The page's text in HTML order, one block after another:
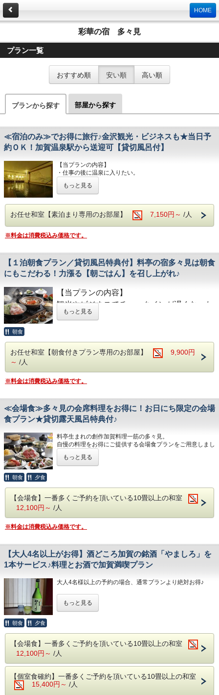
HOME
彩華の宿 多々見
プラン一覧
おすすめ順 安い順 高い順
プランから探す 部屋から探す
≪宿泊のみ≫でお得に旅行♪金沢観光・ビジネスも★当日予
約ＯＫ！加賀温泉駅から送迎可【貸切風呂付】
【当プランの内容】
・仕事の後に温泉に入りたい。
・温泉旅館には泊まりたいけど、夕食は、どこか山代温泉の
美味しい
『割烹』や『居酒屋』や『寿司屋』等でリーズナブルに食べ
たいなぁ♪
御希望が有れば、フロントで御紹介いたします。
お店の定休日：割烹（水曜日）／寿司屋（水曜日）／居酒屋
（月曜日）
21時を過ぎる場合は、当館までお電話をお願いします。
■チェックアウト：10時
■多々見自慢の温泉特典♪
同時に10名程が入ることが出来る贅沢な貸切露天風呂を１
回ご利用いただけます。
到着時にお時間をお決め頂きます。
※満枠の場合がありますのでご了承ください。尚、事前の御
このプランは素泊まりの為、食事（夕食・朝食）のご用意は
■送迎について
ご希望に応じて、加賀温泉駅～多々見までの送迎を行ってお
≪所要時間：約15分≫
加賀温泉駅⇒多々見 15時/16時 ※事前予約制（当日予約
可）
翌朝：多々見⇒加賀温泉駅 朝9:45 ※チェックイン時にフロ
※事前予約のない出発時間は運行いたしませんので、必ずご
予約ください。
もっと見る
お任せ和室【素泊まり専用のお部屋】 7,150円～ /人
※料金は消費税込み価格です。
【１泊朝食プラン／貸切風呂特典付】料亭の宿多々見は朝食
にもこだわる！力漲る【朝ごはん】を召し上がれ♪
【当プランの内容】
観光やビジネスでチェックインが遅くなった
お客様や 夕食は外で済ませたいお客様にご宿泊とともに
■多々見の朝ごはん
多々見の朝食は、“炊きたての石川産こしひ
かりをおいしく食べていただくための朝ごは
ん定食”です。
石川県・白山市にある、農家「六星」さんが
心をこめて育てている特別減農薬栽培米「六
星こしひかり」を毎朝炊きたてでご用意して
います。
「六星こしひかりをたくさん召し上がってい
ただくために、ご飯によく合うおかず選びに
声が多く聞こえる、多々見の朝ごはんです。
朝ごはんの献立一例
・石川産ポーク温泉しゃぶ個人鍋
・御飯の御供三品
・出汁巻き玉子
※お食事場所は、会場食になります。
【嬉しい貸切風呂1回利用特典付！】
菊花の湯・蘭花の湯
最大10名様までが同時に利用が出来る贅沢な
貸切露天風呂です。
お客様が、宿到着後に空いている時間帯より
もっと見る
朝食
お任せ和室【朝食付きプラン専用のお部屋】
9,900円
～ /人
※料金は消費税込み価格です。
≪会場食≫多々見の会席料理をお得に！お日にち限定の会場
食プラン★貸切露天風呂特典付♪
料亭生まれの創作加賀料理一筋の多々見。
自慢の料理をお得にご提供する会場食プランをご用意しまし
ご夕食は、名物の「和牛しゃぶ源泉塩麹鍋」をはじめとした
月替わりのお品書きとなります。
■ご夕食
（夏のお献立 一例）
食前酒 梅の香り
前 菜 季節の酒肴美味六種盛り
向 付 日本海の恵み 四種盛り サラダ仕立
焚合せ 海鮮冷やし玉〆
焼 物 サーモンポテト焼き 新緑ソース
強 肴 鱧と野菜揚げ出汁
御食事 温泉で焚きあげる石川産こしひか
香 物 盛り合わせ
水菓子 さくらんぼプリン
※仕入の状況や季節により、急遽お献立が変
わる場合がございます。
もっと見る
朝食 夕食
【会場食】一番多くご予約を頂いている10畳以上の和室
12,100円～ /人
※料金は消費税込み価格です。
【大人4名以上がお得】酒どころ加賀の銘酒「やましろ」を
1本サービス♪料理とお酒で加賀満喫プラン
大人4名様以上の予約の場合、通常プランより絶対お得♪
ね？
大人4名様以上のグループ1組につき「純米酒やましろ」を1
山代産の酒米「五百万石」を使用した、山代酒商組合加盟店
でのみ販売する山代温泉の地酒です。
大変人気のお酒です。
豊かな米の旨味とすっきりとした口当たりが魅力で、食事と
の相性も抜群です。
もっと見る
朝食 夕食
【会場食】一番多くご予約を頂いている10畳以上の和室
12,100円～ /人
【個室食確約】一番多くご予約を頂いている10畳以上の和室
15,400円～ /人